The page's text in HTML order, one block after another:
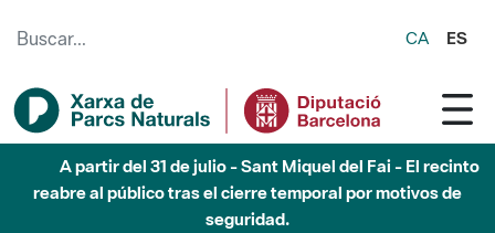
CA ES
A partir del 31 de julio - Sant Miquel del Fai - El recinto
reabre al público tras el cierre temporal por motivos de
seguridad.